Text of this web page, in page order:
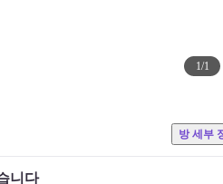
어, 금고, 칫솔, 바디 타올, 샴푸, 바디
트 데스크 앞에 '어메니티 바'를 설치
1/1
방 세부
니다